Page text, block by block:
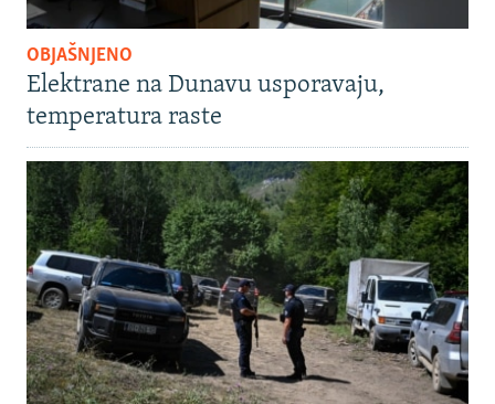
OBJAŠNJENO
Elektrane na Dunavu usporavaju,
temperatura raste